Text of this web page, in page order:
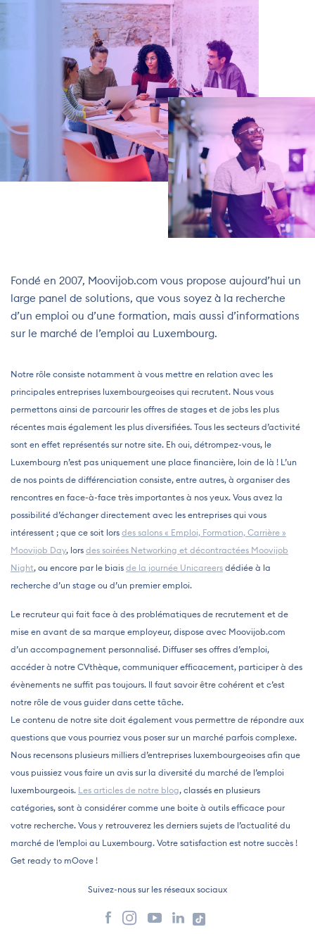
Fondé en 2007, Moovijob.com vous propose aujourd’hui un
large panel de solutions, que vous soyez à la recherche
d’un emploi ou d’une formation, mais aussi d’informations
sur le marché de l’emploi au Luxembourg.
Notre rôle consiste notamment à vous mettre en relation avec les
principales entreprises luxembourgeoises qui recrutent. Nous vous
permettons ainsi de parcourir les offres de stages et de jobs les plus
récentes mais également les plus diversifiées. Tous les secteurs d’activité
sont en effet représentés sur notre site. Eh oui, détrompez-vous, le
Luxembourg n’est pas uniquement une place financière, loin de là ! L’un
de nos points de différenciation consiste, entre autres, à organiser des
rencontres en face-à-face très importantes à nos yeux. Vous avez la
possibilité d’échanger directement avec les entreprises qui vous
intéressent ; que ce soit lors des salons « Emploi, Formation, Carrière »
Moovijob Day, lors des soirées Networking et décontractées Moovijob
Night, ou encore par le biais de la journée Unicareers dédiée à la
recherche d’un stage ou d’un premier emploi.
Le recruteur qui fait face à des problématiques de recrutement et de
mise en avant de sa marque employeur, dispose avec Moovijob.com
d’un accompagnement personnalisé. Diffuser ses offres d’emploi,
accéder à notre CVthèque, communiquer efficacement, participer à des
évènements ne suffit pas toujours. Il faut savoir être cohérent et c’est
notre rôle de vous guider dans cette tâche.
Le contenu de notre site doit également vous permettre de répondre aux
questions que vous pourriez vous poser sur un marché parfois complexe.
Nous recensons plusieurs milliers d’entreprises luxembourgeoises afin que
vous puissiez vous faire un avis sur la diversité du marché de l’emploi
luxembourgeois. Les articles de notre blog, classés en plusieurs
catégories, sont à considérer comme une boite à outils efficace pour
votre recherche. Vous y retrouverez les derniers sujets de l’actualité du
marché de l’emploi au Luxembourg. Votre satisfaction est notre succès !
Get ready to mOove !
Suivez-nous sur les réseaux sociaux